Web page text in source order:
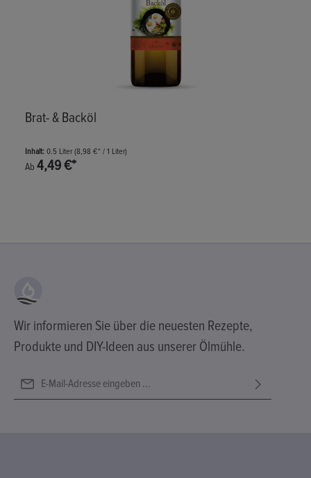
Brat- & Backöl
Inhalt: 0.5 Liter (8,98 €* / 1 Liter)
Ab 4,49 €*
Wir informieren Sie über die neuesten Rezepte,
Produkte und DIY-Ideen aus unserer Ölmühle.
E-Mail-Adresse*